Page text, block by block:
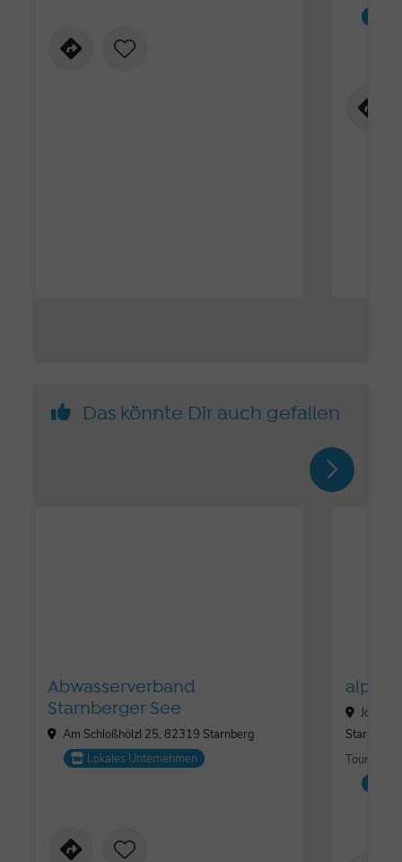
Das könnte Dir auch gefallen
Abwasserverband
Starnberger See
Am Schloßhölzl 25, 82319 Starnberg
Lokales Unternehmen
Josef-
Starnberg